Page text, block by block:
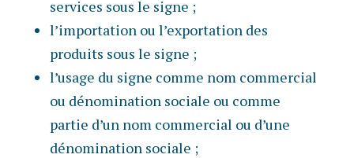
services sous le signe ;
l’importation ou l’exportation des
produits sous le signe ;
l’usage du signe comme nom commercial
ou dénomination sociale ou comme
partie d’un nom commercial ou d’une
dénomination sociale ;